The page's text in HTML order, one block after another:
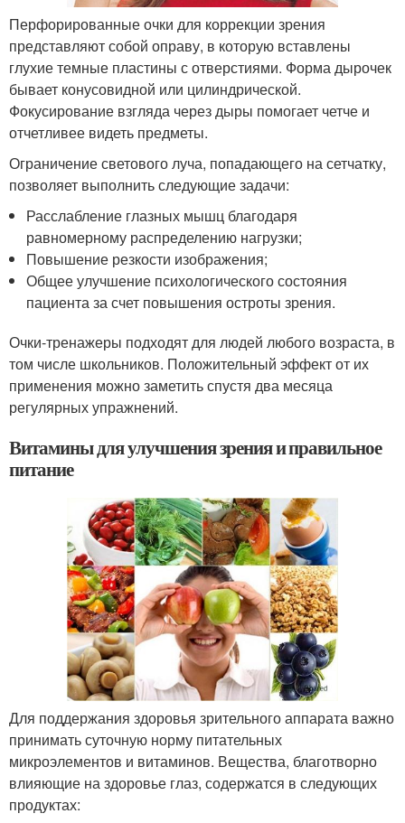
Перфорированные очки для коррекции зрения
представляют собой оправу, в которую вставлены
глухие темные пластины с отверстиями. Форма дырочек
бывает конусовидной или цилиндрической.
Фокусирование взгляда через дыры помогает четче и
отчетливее видеть предметы.
Ограничение светового луча, попадающего на сетчатку,
позволяет выполнить следующие задачи:
Расслабление глазных мышц благодаря
равномерному распределению нагрузки;
Повышение резкости изображения;
Общее улучшение психологического состояния
пациента за счет повышения остроты зрения.
Очки-тренажеры подходят для людей любого возраста, в
том числе школьников. Положительный эффект от их
применения можно заметить спустя два месяца
регулярных упражнений.
Витамины для улучшения зрения и правильное
питание
Для поддержания здоровья зрительного аппарата важно
принимать суточную норму питательных
микроэлементов и витаминов. Вещества, благотворно
влияющие на здоровье глаз, содержатся в следующих
продуктах: